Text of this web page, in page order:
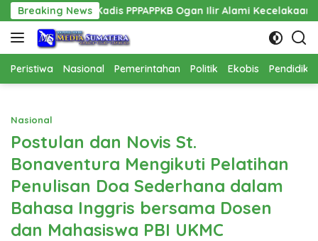
Langsung
ke
konten
Breaking News
PPPAPPKB Ogan Ilir Alami Kecelakaan Tunggal
Peristiwa Nasional Pemerintahan Politik Ekobis
Nasional
Postulan dan Novis St.
Bonaventura Mengikuti Pelatihan
Penulisan Doa Sederhana dalam
Bahasa Inggris bersama Dosen
dan Mahasiswa PBI UKMC